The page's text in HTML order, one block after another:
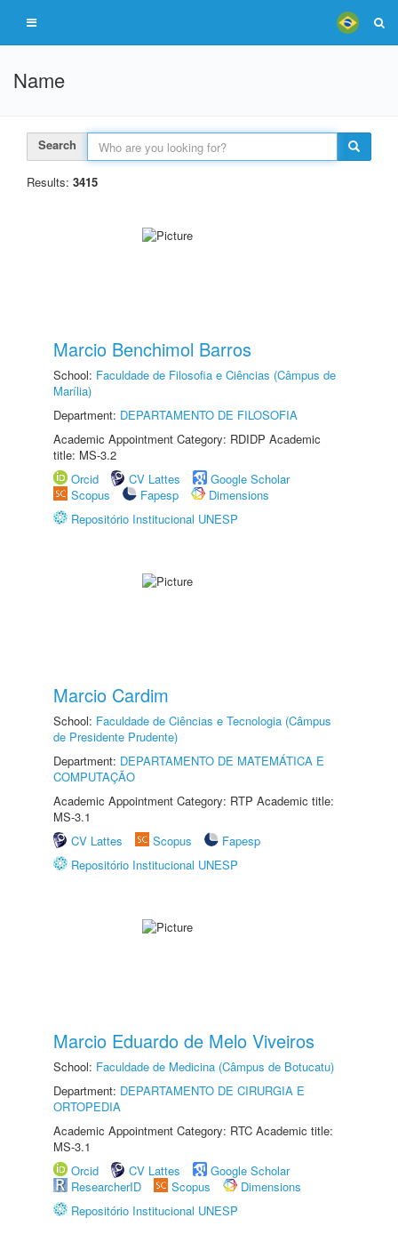
Name
Search
Results: 3415
Marcio Benchimol Barros
School: Faculdade de Filosofia e Ciências (Câmpus de
Marília)
Department: DEPARTAMENTO DE FILOSOFIA
Academic Appointment Category: RDIDP Academic
title: MS-3.2
Orcid
CV Lattes
Google Scholar
Scopus
Fapesp
Dimensions
Repositório Institucional UNESP
Marcio Cardim
School: Faculdade de Ciências e Tecnologia (Câmpus
de Presidente Prudente)
Department: DEPARTAMENTO DE MATEMÁTICA E
COMPUTAÇÃO
Academic Appointment Category: RTP Academic title:
MS-3.1
CV Lattes
Scopus
Fapesp
Repositório Institucional UNESP
Marcio Eduardo de Melo Viveiros
School: Faculdade de Medicina (Câmpus de Botucatu)
Department: DEPARTAMENTO DE CIRURGIA E
ORTOPEDIA
Academic Appointment Category: RTC Academic title:
MS-3.1
Orcid
CV Lattes
Google Scholar
ResearcherID
Scopus
Dimensions
Repositório Institucional UNESP